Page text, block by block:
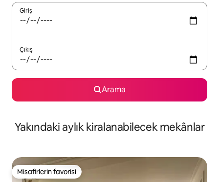
Giriş
Çıkış
Arama
Yakındaki aylık kiralanabilecek mekânlar
Misafirlerin favorisi
Misafirlerin favorisi